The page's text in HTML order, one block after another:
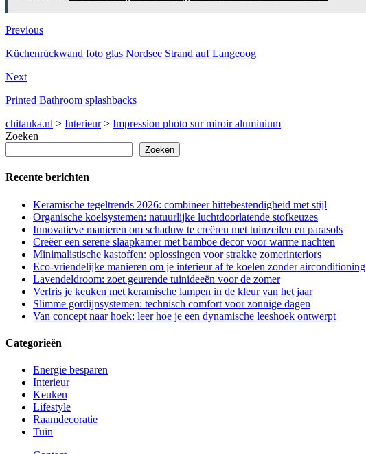
Previous
Küchenrückwand foto glas Nordsee Strand auf Langeoog
Next
Printed Bathroom splashbacks
chitanka.nl > Interieur> Impression photo sur miroir aluminium
Zoeken
Zoeken
Recente berichten
Keramische tegeltrends 2026: combineer hittebestendigheid met stijl
Organische koelsystemen: natuurlijke luchtdoorlatende stofkeuzes
Innovatieve manieren om schaduw te creëren met tuinzeilen en parasols
Creëer een serene slaapkamer met bamboe decor voor warme nachten
Minimalistische kastoffen: oplossingen voor strakke zomerinteriors
Eco-vriendelijke manieren om je interieur af te koelen zonder airconditioning
Lavendeldroom: zoet geurende tuinideeën voor de zomer
Verfris je keuken met keramische lampen in de kleur van het jaar
Slimme gordijnsystemen: technisch comfort voor zonnige dagen
Van concept naar hoek: leer hoe je een dynamische leeshoek ontwerpt
Categorieën
Energie besparen
Interieur
Keuken
Lifestyle
Raamdecoratie
Tuin